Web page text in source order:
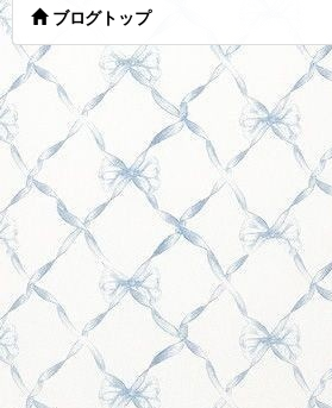
ブログトップ